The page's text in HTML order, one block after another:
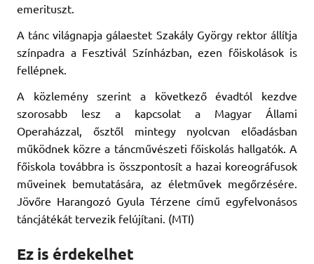
emerituszt.
A tánc világnapja gálaestet Szakály György rektor állítja
színpadra a Fesztivál Színházban, ezen főiskolások is
fellépnek.
A közlemény szerint a következő évadtól kezdve
szorosabb lesz a kapcsolat a Magyar Állami
Operaházzal, ősztől mintegy nyolcvan előadásban
működnek közre a táncművészeti főiskolás hallgatók. A
főiskola továbbra is összpontosít a hazai koreográfusok
műveinek bemutatására, az életművek megőrzésére.
Jövőre Harangozó Gyula Térzene című egyfelvonásos
táncjátékát tervezik felújítani. (MTI)
Ez is érdekelhet